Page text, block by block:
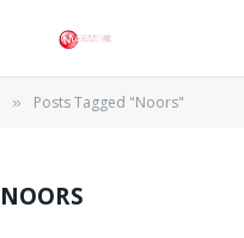
» Posts Tagged "Noors"
NOORS